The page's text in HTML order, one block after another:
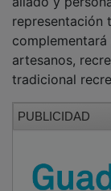
representación
complementará
artesanos,
tradicional